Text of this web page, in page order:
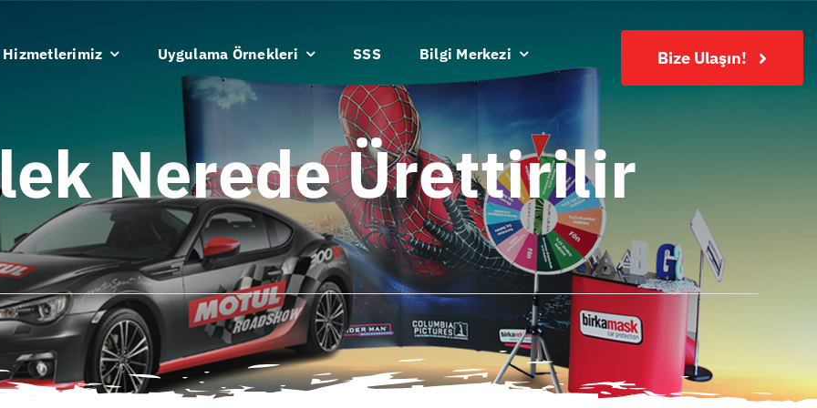
Hizmetlerimiz Uygulama Örnekleri SSS Bilgi Merkezi Bize Ulaşın!
Nerede Ürettirilir